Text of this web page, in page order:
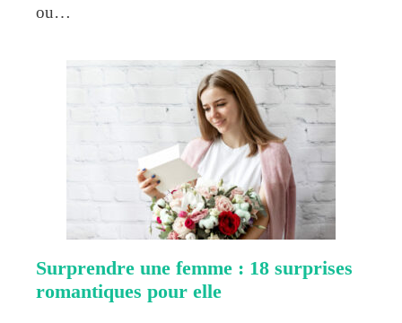
ou…
Surprendre une femme : 18 surprises
romantiques pour elle